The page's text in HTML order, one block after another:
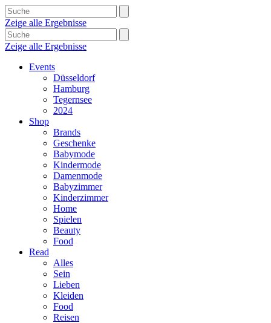
Zeige alle Ergebnisse
Zeige alle Ergebnisse
Events
Düsseldorf
Hamburg
Tegernsee
2024
Shop
Brands
Geschenke
Babymode
Kindermode
Damenmode
Babyzimmer
Kinderzimmer
Home
Spielen
Beauty
Food
Read
Alles
Sein
Lieben
Kleiden
Food
Reisen